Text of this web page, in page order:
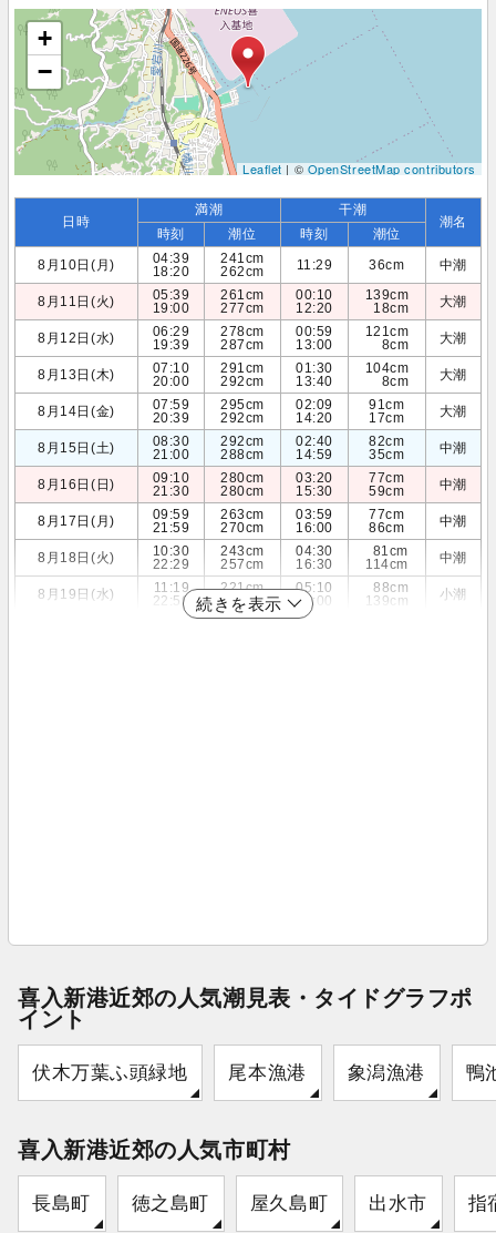
+
−
Leaflet| ©OpenStreetMap contributors
日時
満潮 干潮
潮名
時刻 潮位 時刻
潮位
8月10日(月)
04:39
18:20
241cm
262cm
11:29 36cm 中潮
8月11日(火)
05:39
19:00
261cm
277cm
00:10
12:20
139cm
18cm
大潮
8月12日(水)
06:29
19:39
278cm
287cm
00:59
13:00
121cm
8cm
大潮
8月13日(木)
07:10
20:00
291cm
292cm
01:30
13:40
104cm
8cm
大潮
8月14日(金)
07:59
20:39
295cm
292cm
02:09
14:20
91cm
17cm
大潮
8月15日(土)
08:30
21:00
292cm
288cm
02:40
14:59
82cm
35cm
中潮
8月16日(日)
09:10
21:30
280cm
280cm
03:20
15:30
77cm
59cm
中潮
8月17日(月)
09:59
21:59
263cm
270cm
03:59
16:00
77cm
86cm
中潮
8月18日(火)
10:30
22:29
243cm
257cm
04:30
16:30
81cm
114cm
中潮
8月19日(水)
11:19
22:59
221cm
243cm
05:10
17:00
88cm
139cm
小潮
続きを表示
喜入新港近郊の人気潮見表・タイドグラフポ
イント
伏木万葉ふ頭緑地 尾本漁港 象潟漁港 鴨
喜入新港近郊の人気市町村
長島町 徳之島町 屋久島町 出水市 指